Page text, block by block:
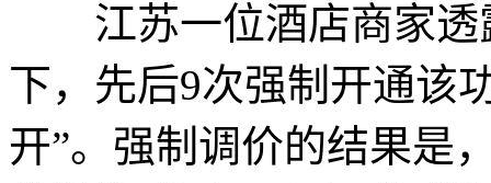
江苏一位酒店商家透
下，先后9次强制开通该
开”。强制调价的结果是